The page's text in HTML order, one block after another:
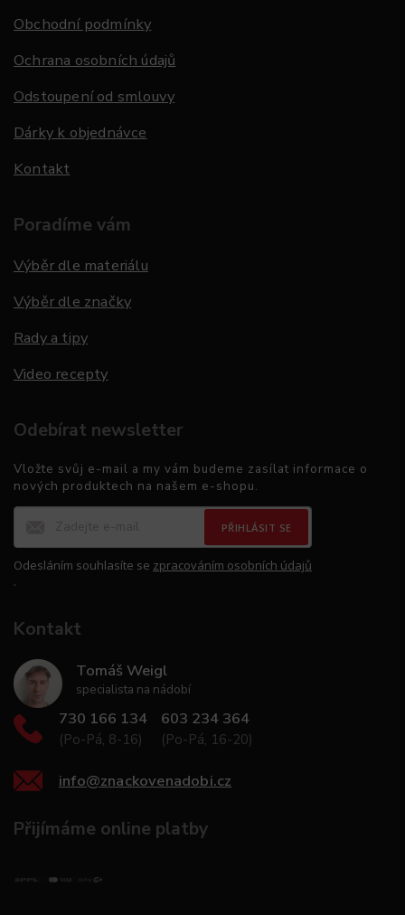
Obchodní podmínky
Ochrana osobních údajů
Odstoupení od smlouvy
Dárky k objednávce
Kontakt
Poradíme vám
Výběr dle materiálu
Výběr dle značky
Rady a tipy
Video recepty
Odebírat newsletter
Vložte svůj e-mail a my vám budeme zasílat informace o
nových produktech na našem e-shopu.
PŘIHLÁSIT SE
Odesláním souhlasíte se zpracováním osobních údajů
.
Kontakt
Tomáš Weigl
specialista na nádobí
730 166 134
(Po-Pá, 8-16)
603 234 364
(Po-Pá, 16-20)
info@znackovenadobi.cz
Přijímáme online platby